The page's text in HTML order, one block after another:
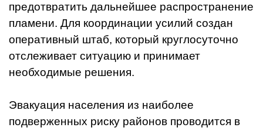
предотвратить дальнейшее распространение
пламени. Для координации усилий создан
оперативный штаб, который круглосуточно
отслеживает ситуацию и принимает
необходимые решения.
Эвакуация населения из наиболее
подверженных риску районов проводится в